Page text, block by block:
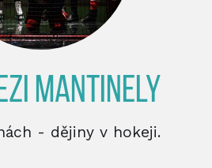
MANTINELY
- dějiny v hokeji.